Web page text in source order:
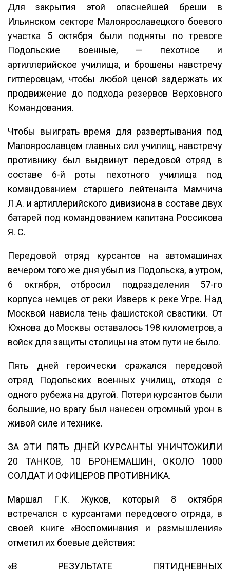
Для закрытия этой опаснейшей бреши в
Ильинском секторе Малоярославецкого боевого
участка 5 октября были подняты по тревоге
Подольские военные, — пехотное и
артиллерийское училища, и брошены навстречу
гитлеровцам, чтобы любой ценой задержать их
продвижение до подхода резервов Верховного
Командования.
Чтобы выиграть время для развертывания под
Малоярославцем главных сил училищ, навстречу
противнику был выдвинут передовой отряд в
составе 6-й роты пехотного училища под
командованием старшего лейтенанта Мамчича
Л.А. и артиллерийского дивизиона в составе двух
батарей под командованием капитана Россикова
Я. С.
Передовой отряд курсантов на автомашинах
вечером того же дня убыл из Подольска, а утром,
6 октября, отбросил подразделения 57-го
корпуса немцев от реки Изверв к реке Угре. Над
Москвой нависла тень фашистской свастики. От
Юхнова до Москвы оставалось 198 километров, а
войск для защиты столицы на этом пути не было.
Пять дней героически сражался передовой
отряд Подольских военных училищ, отходя с
одного рубежа на другой. Потери курсантов были
большие, но врагу был нанесен огромный урон в
живой силе и технике.
ЗА ЭТИ ПЯТЬ ДНЕЙ КУРСАНТЫ УНИЧТОЖИЛИ
20 ТАНКОВ, 10 БРОНЕМАШИН, ОКОЛО 1000
СОЛДАТ И ОФИЦЕРОВ ПРОТИВНИКА.
Маршал Г.К. Жуков, который 8 октября
встречался с курсантами передового отряда, в
своей книге «Воспоминания и размышления»
отметил их боевые действия:
«В РЕЗУЛЬТАТЕ ПЯТИДНЕВНЫХ